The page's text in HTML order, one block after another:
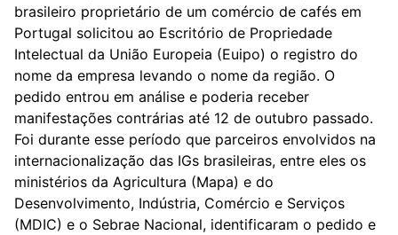
brasileiro proprietário de um comércio de cafés em
Portugal solicitou ao Escritório de Propriedade
Intelectual da União Europeia (Euipo) o registro do
nome da empresa levando o nome da região. O
pedido entrou em análise e poderia receber
manifestações contrárias até 12 de outubro passado.
Foi durante esse período que parceiros envolvidos na
internacionalização das IGs brasileiras, entre eles os
ministérios da Agricultura (Mapa) e do
Desenvolvimento, Indústria, Comércio e Serviços
(MDIC) e o Sebrae Nacional, identificaram o pedido e